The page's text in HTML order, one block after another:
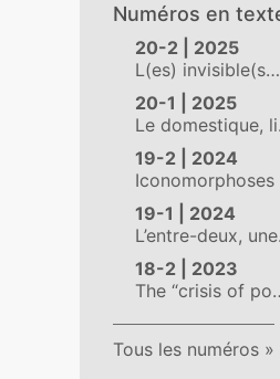
Numéros en
20-2 | 2025
L(es) invisible(s…
20-1 | 2025
Le domestique,
19-2 | 2024
19-1 | 2024
L’entre-deux,
18-2 | 2023
The “crisis of
Tous les numéros